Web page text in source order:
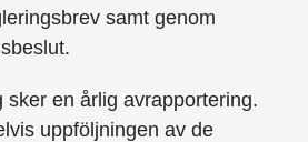
samt genom
sker en årlig avrapportering.
uppföljningen av de